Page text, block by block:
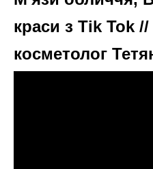
краси з Tik Tok //
косметолог